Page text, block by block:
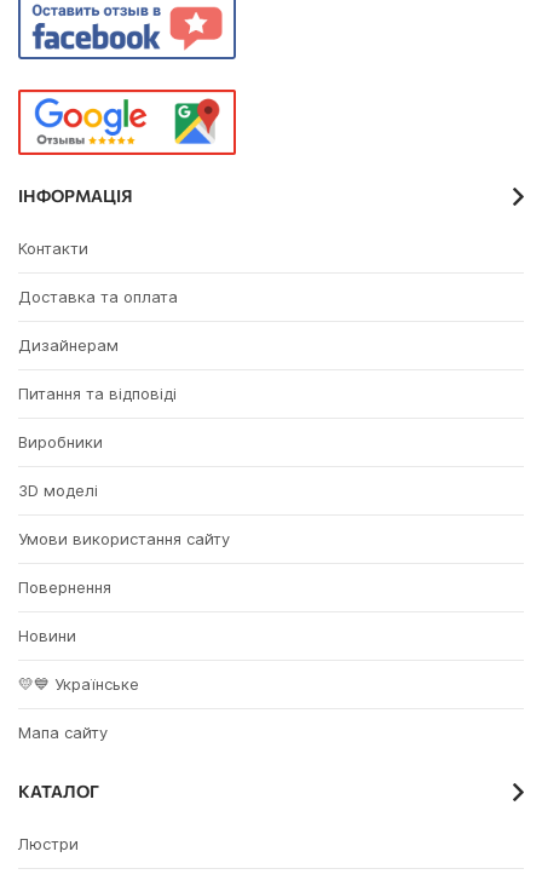
ІНФОРМАЦІЯ
Контакти
Доставка та оплата
Дизайнерам
Питання та відповіді
Виробники
3D моделі
Умови використання сайту
Повернення
Новини
💛💙 Українське
Мапа сайту
КАТАЛОГ
Люстри